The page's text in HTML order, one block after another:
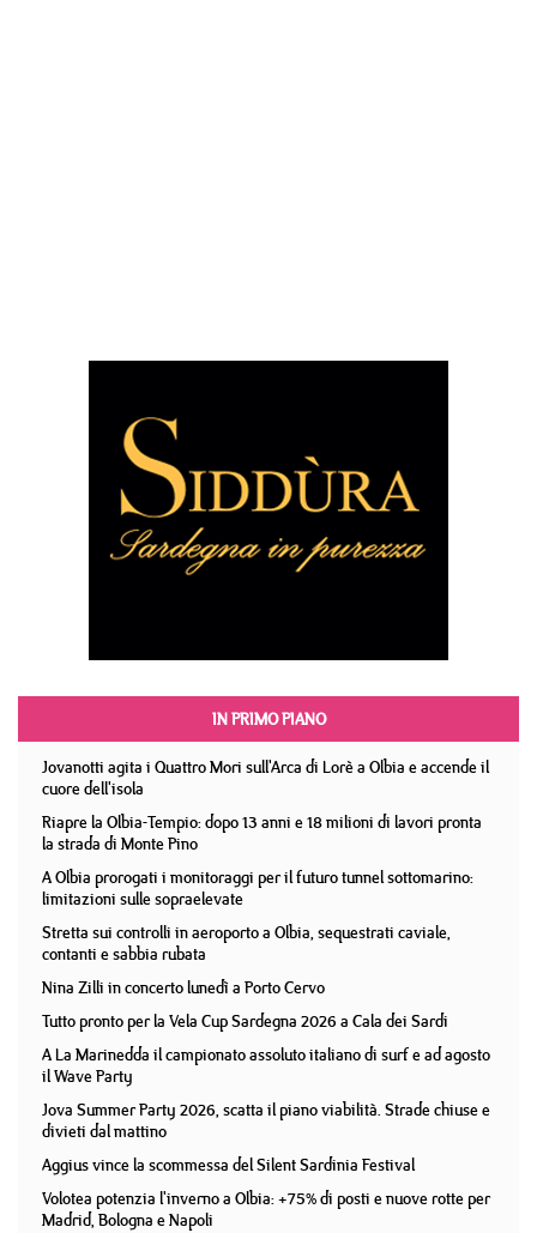
IN PRIMO PIANO
Jovanotti agita i Quattro Mori sull'Arca di Lorè a Olbia e accende il
cuore dell'isola
Riapre la Olbia-Tempio: dopo 13 anni e 18 milioni di lavori pronta
la strada di Monte Pino
A Olbia prorogati i monitoraggi per il futuro tunnel sottomarino:
limitazioni sulle sopraelevate
Stretta sui controlli in aeroporto a Olbia, sequestrati caviale,
contanti e sabbia rubata
Nina Zilli in concerto lunedì a Porto Cervo
Tutto pronto per la Vela Cup Sardegna 2026 a Cala dei Sardi
A La Marinedda il campionato assoluto italiano di surf e ad agosto
il Wave Party
Jova Summer Party 2026, scatta il piano viabilità. Strade chiuse e
divieti dal mattino
Aggius vince la scommessa del Silent Sardinia Festival
Volotea potenzia l'inverno a Olbia: +75% di posti e nuove rotte per
Madrid, Bologna e Napoli